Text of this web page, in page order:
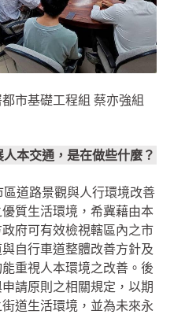
市基礎工程組 蔡亦強組
本交通，是在做些什麼？
道路景觀與人行環境改善
質生活環境，希冀藉由本
府可有效檢視轄區內之市
自行車道整體改善方針及
重視人本環境之改善。後
請原則之相關規定，以期
道生活環境，並為未來永